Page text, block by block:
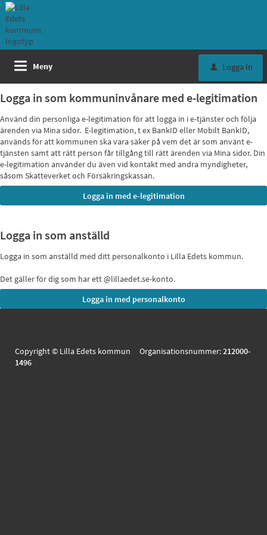
Meny u Logga in
Logga in som kommuninvånare med e-legitimation
Använd din personliga e-legitimation för att logga in i e-tjänster och följa
ärenden via Mina sidor. E-legitimation, t ex BankID eller Mobilt BankID,
används för att kommunen ska vara säker på vem det är som använt e-
tjänsten samt att rätt person får tillgång till rätt ärenden via Mina sidor. Din
e-legitimation använder du även vid kontakt med andra myndigheter,
såsom Skatteverket och Försäkringskassan.
Logga in som anställd
Logga in som anställd med ditt personalkonto i Lilla Edets kommun.
Det gäller för dig som har ett @lillaedet.se-konto.
Copyright © Lilla Edets kommun Organisationsnummer:212000-
1496